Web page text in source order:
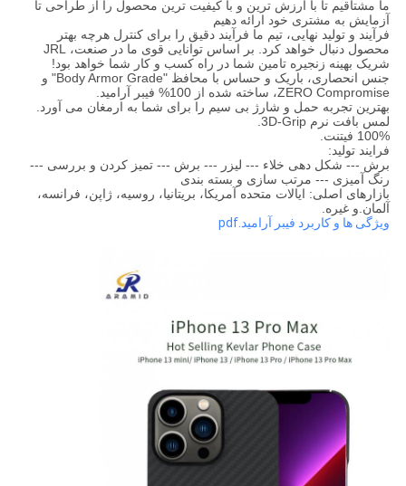
ما مشتاقیم تا با ارزش ترین و با کیفیت ترین محصول را از طراحی تا
آزمایش به مشتری خود ارائه دهیم
فرآیند و تولید نهایی، تیم ما فرآیند دقیق را برای کنترل هرچه بهتر
محصول دنبال خواهد کرد. بر اساس توانایی قوی ما در صنعت، JRL
شریک بهینه زنجیره تامین شما در راه کسب و کار شما خواهد بود!
جنس انحصاری، باریک و حساس با محافظ "Body Armor Grade" و
ZERO Compromise، ساخته شده از 100% فیبر آرامید.
بهترین تجربه حمل و شارژ بی سیم را برای شما به ارمغان می آورد.
لمس بافت نرم 3D-Grip.
100% فیتنت.
فرایند تولید:
برش --- شکل دهی خلاء --- لیزر --- برش --- تمیز کردن و بررسی ---
رنگ آمیزی --- مرتب سازی و بسته بندی
بازارهای اصلی: ایالات متحده آمریکا، بریتانیا، روسیه، ژاپن، فرانسه،
آلمان.و غیره.
ویژگی ها و کاربرد فیبر آرامید.pdf